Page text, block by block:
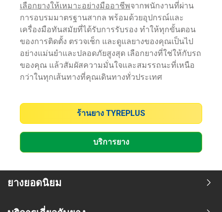
เลือกยางให้เหมาะอย่างมืออาชีพจากพนักงานที่ผ่าน
การอบรมมาตรฐานสากล พร้อมด้วยอุปกรณ์และ
เครื่องมือทันสมัยที่ได้รับการรับรอง ทำให้ทุกขั้นตอน
ของการติดตั้ง ตรวจเช็ก และดูแลยางของคุณเป็นไป
อย่างแม่นยำและปลอดภัยสูงสุด เลือกยางที่ใช่ให้กับรถ
ของคุณ แล้วสัมผัสความมั่นใจและสมรรถนะที่เหนือ
กว่าในทุกเส้นทางที่คุณเดินทางทั่วประเทศ
ร้านยาง TYREPLUS
บริการยาง
ยางยอดนิยม